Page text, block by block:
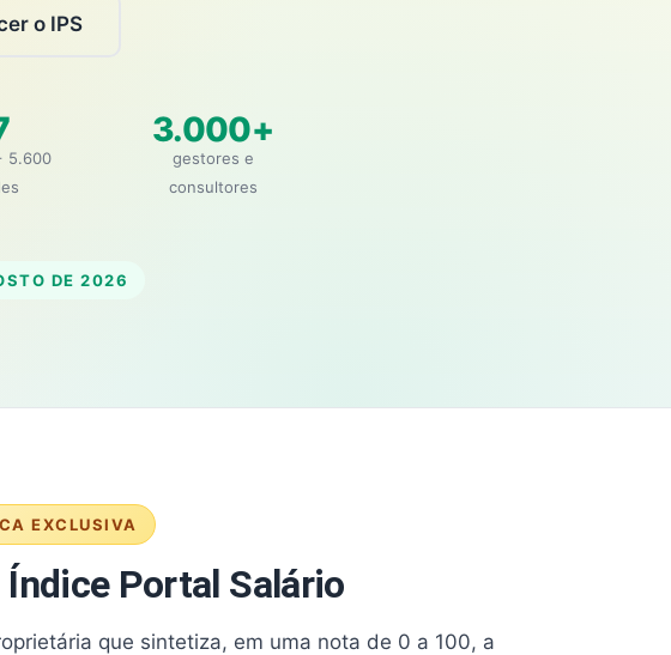
o IPS
5.600
3.000+
gestores e
consultores
DE 2026
EXCLUSIVA
Portal Salário
que sintetiza, em uma nota de 0 a 100, a